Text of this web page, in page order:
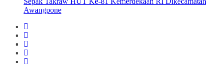
Awangpone